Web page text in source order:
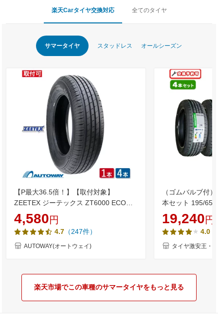
楽天Carタイヤ交換対応 全てのタイヤ
サマータイヤ スタッドレス オールシーズン
【P最大36.5倍！】【取付対象】
ZEETEX ジーテックス ZT6000 ECO
195/65R15 (195/65/15 195-65-15
195/65-15) サマータイヤ 夏タイヤ 単品
2本 4本 15インチ
4,580円
4.7 （247件）
AUTOWAY(オートウェイ)
（ゴムバルブ付
本セット 195/
マータイヤ
195/65/15 195-
65R15 195／65
15 15インチ 夏タ
19,240円
4.0
タイヤ激安王・2
楽天市場でこの車種のサマータイヤをもっと見る